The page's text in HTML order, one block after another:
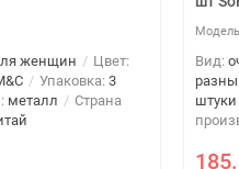
женщин
Цвет:
Упаковка: 3
металл
Страна
Вид:
штуки